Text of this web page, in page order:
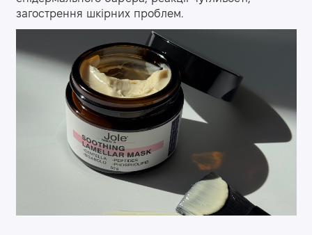
загострення шкірних проблем.